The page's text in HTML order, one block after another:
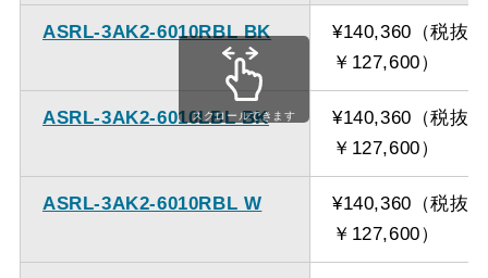
ASRL-3AK2-6010RBL BK
¥140,360（税抜
￥127,600）
ASRL-3AK2-6010LBL BK
¥140,360（税抜
￥127,600）
ASRL-3AK2-6010RBL W
¥140,360（税抜
￥127,600）
スクロールできます